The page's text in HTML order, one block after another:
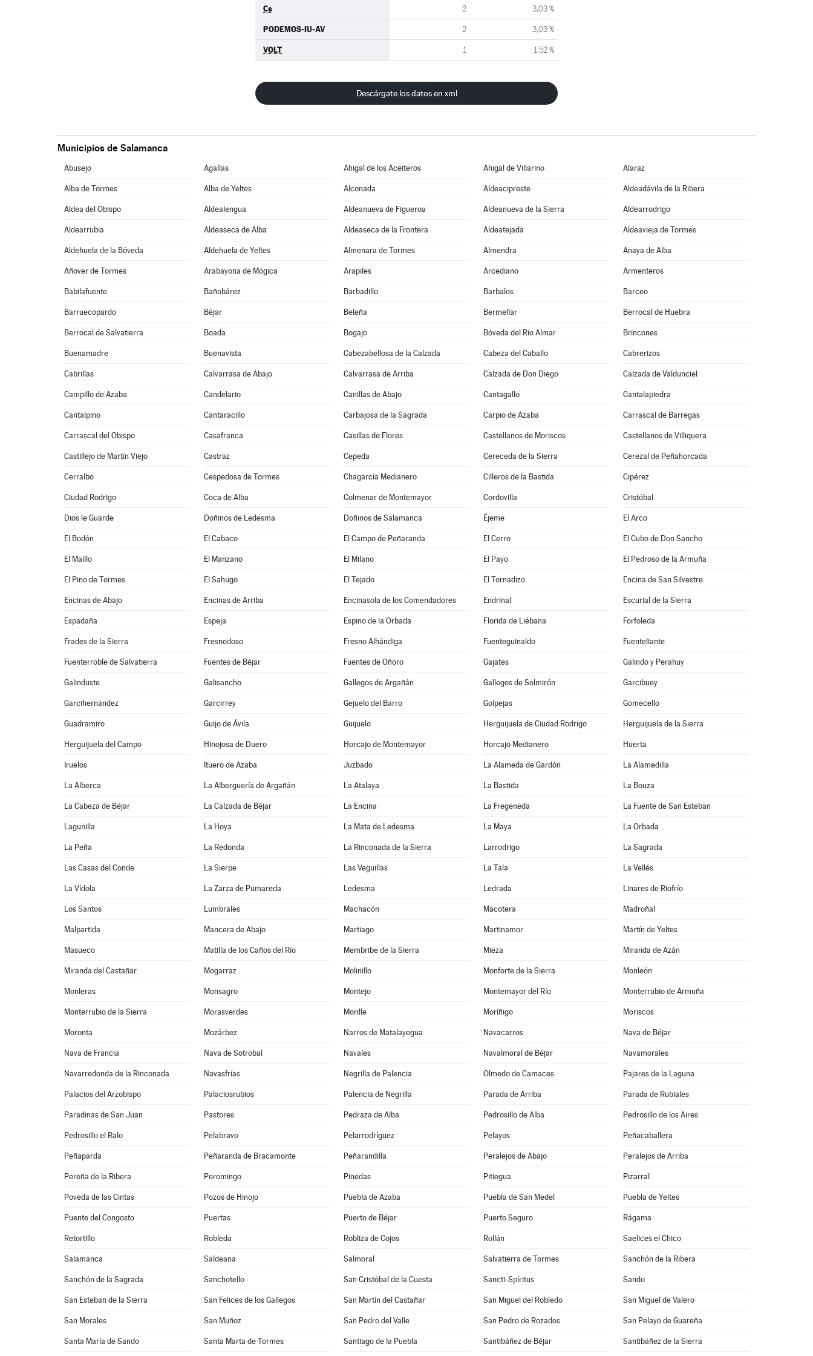
Cs 2 3,03 %
PODEMOS-IU-AV 2 3,03 %
VOLT 1 1,52 %
Descárgate los datos en xml
Municipios de Salamanca
Abusejo Agallas Ahigal de los Aceiteros Ahigal de Villarino Alaraz
Alba de Tormes Alba de Yeltes Alconada Aldeacipreste Aldeadávila de la Ribera
Aldea del Obispo Aldealengua Aldeanueva de Figueroa Aldeanueva de la Sierra Aldearrodrigo
Aldearrubia Aldeaseca de Alba Aldeaseca de la Frontera Aldeatejada Aldeavieja de Tormes
Aldehuela de la Bóveda Aldehuela de Yeltes Almenara de Tormes Almendra Anaya de Alba
Añover de Tormes Arabayona de Mógica Arapiles Arcediano Armenteros
Babilafuente Bañobárez Barbadillo Barbalos Barceo
Barruecopardo Béjar Beleña Bermellar Berrocal de Huebra
Berrocal de Salvatierra Boada Bogajo Bóveda del Río Almar Brincones
Buenamadre Buenavista Cabezabellosa de la Calzada Cabeza del Caballo Cabrerizos
Cabrillas Calvarrasa de Abajo Calvarrasa de Arriba Calzada de Don Diego Calzada de Valdunciel
Campillo de Azaba Candelario Canillas de Abajo Cantagallo Cantalapiedra
Cantalpino Cantaracillo Carbajosa de la Sagrada Carpio de Azaba Carrascal de Barregas
Carrascal del Obispo Casafranca Casillas de Flores Castellanos de Moriscos Castellanos de Villiquera
Castillejo de Martín Viejo Castraz Cepeda Cereceda de la Sierra Cerezal de Peñahorcada
Cerralbo Cespedosa de Tormes Chagarcía Medianero Cilleros de la Bastida Cipérez
Ciudad Rodrigo Coca de Alba Colmenar de Montemayor Cordovilla Cristóbal
Dios le Guarde Doñinos de Ledesma Doñinos de Salamanca Éjeme El Arco
El Bodón El Cabaco El Campo de Peñaranda El Cerro El Cubo de Don Sancho
El Maíllo El Manzano El Milano El Payo El Pedroso de la Armuña
El Pino de Tormes El Sahugo El Tejado El Tornadizo Encina de San Silvestre
Encinas de Abajo Encinas de Arriba Encinasola de los Comendadores Endrinal Escurial de la Sierra
Espadaña Espeja Espino de la Orbada Florida de Liébana Forfoleda
Frades de la Sierra Fresnedoso Fresno Alhándiga Fuenteguinaldo Fuenteliante
Fuenterroble de Salvatierra Fuentes de Béjar Fuentes de Oñoro Gajates Galindo y Perahuy
Galinduste Galisancho Gallegos de Argañán Gallegos de Solmirón Garcibuey
Garcihernández Garcirrey Gejuelo del Barro Golpejas Gomecello
Guadramiro Guijo de Ávila Guijuelo Herguijuela de Ciudad Rodrigo Herguijuela de la Sierra
Herguijuela del Campo Hinojosa de Duero Horcajo de Montemayor Horcajo Medianero Huerta
Iruelos Ituero de Azaba Juzbado La Alameda de Gardón La Alamedilla
La Alberca La Alberguería de Argañán La Atalaya La Bastida La Bouza
La Cabeza de Béjar La Calzada de Béjar La Encina La Fregeneda La Fuente de San Esteban
Lagunilla La Hoya La Mata de Ledesma La Maya La Orbada
La Peña La Redonda La Rinconada de la Sierra Larrodrigo La Sagrada
Las Casas del Conde La Sierpe Las Veguillas La Tala La Vellés
La Vídola La Zarza de Pumareda Ledesma Ledrada Linares de Riofrío
Los Santos Lumbrales Machacón Macotera Madroñal
Malpartida Mancera de Abajo Martiago Martinamor Martín de Yeltes
Masueco Matilla de los Caños del Río Membribe de la Sierra Mieza Miranda de Azán
Miranda del Castañar Mogarraz Molinillo Monforte de la Sierra Monleón
Monleras Monsagro Montejo Montemayor del Río Monterrubio de Armuña
Monterrubio de la Sierra Morasverdes Morille Moríñigo Moriscos
Moronta Mozárbez Narros de Matalayegua Navacarros Nava de Béjar
Nava de Francia Nava de Sotrobal Navales Navalmoral de Béjar Navamorales
Navarredonda de la Rinconada Navasfrías Negrilla de Palencia Olmedo de Camaces Pajares de la Laguna
Palacios del Arzobispo Palaciosrubios Palencia de Negrilla Parada de Arriba Parada de Rubiales
Paradinas de San Juan Pastores Pedraza de Alba Pedrosillo de Alba Pedrosillo de los Aires
Pedrosillo el Ralo Pelabravo Pelarrodríguez Pelayos Peñacaballera
Peñaparda Peñaranda de Bracamonte Peñarandilla Peralejos de Abajo Peralejos de Arriba
Pereña de la Ribera Peromingo Pinedas Pitiegua Pizarral
Poveda de las Cintas Pozos de Hinojo Puebla de Azaba Puebla de San Medel Puebla de Yeltes
Puente del Congosto Puertas Puerto de Béjar Puerto Seguro Rágama
Retortillo Robleda Robliza de Cojos Rollán Saelices el Chico
Salamanca Saldeana Salmoral Salvatierra de Tormes Sanchón de la Ribera
Sanchón de la Sagrada Sanchotello San Cristóbal de la Cuesta Sancti-Spíritus Sando
San Esteban de la Sierra San Felices de los Gallegos San Martín del Castañar San Miguel del Robledo San Miguel de Valero
San Morales San Muñoz San Pedro del Valle San Pedro de Rozados San Pelayo de Guareña
Santa María de Sando Santa Marta de Tormes Santiago de la Puebla Santibáñez de Béjar Santibáñez de la Sierra